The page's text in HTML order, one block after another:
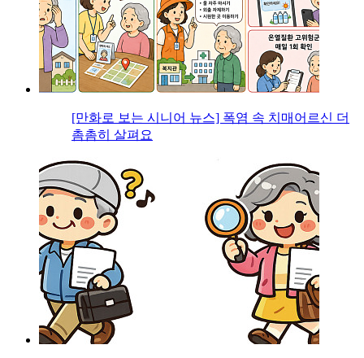
[만화로 보는 시니어 뉴스] 폭염 속 치매어르신 더
촘촘히 살펴요